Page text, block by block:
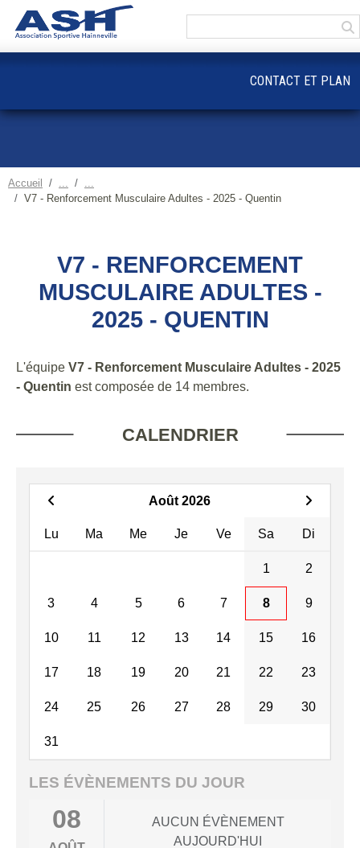
Accueil
V7 - Renforcement Musculaire Adultes - 2025 - Quentin
V7 - RENFORCEMENT
MUSCULAIRE ADULTES -
2025 - QUENTIN
L'équipe V7 - Renforcement Musculaire Adultes - 2025
- Quentin est composée de 14 membres.
CALENDRIER
Août 2026
Lu Ma Me Je Ve Sa Di
1 2
3 4 5 6 7 8 9
10 11 12 13 14 15 16
17 18 19 20 21 22 23
24 25 26 27 28 29 30
31
LES ÉVÈNEMENTS DU JOUR
08
AUCUN ÉVÈNEMENT
AUJOURD'HUI
CONTACT ET PLAN
Panneau de gestion des cookies